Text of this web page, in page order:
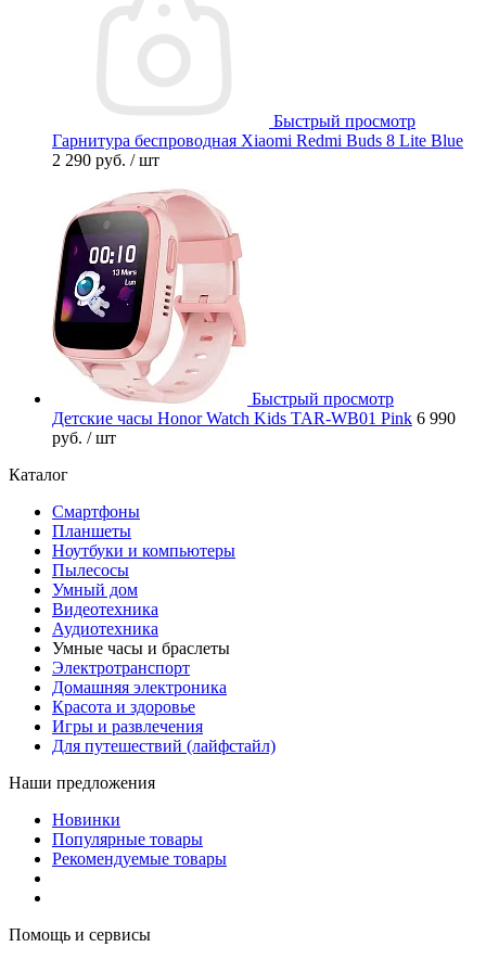
Быстрый просмотр
Гарнитура беспроводная Xiaomi Redmi Buds 8 Lite Blue
2 290 руб. / шт
Быстрый просмотр
Детские часы Honor Watch Kids TAR-WB01 Pink 6 990
руб. / шт
Каталог
Смартфоны
Планшеты
Ноутбуки и компьютеры
Пылесосы
Умный дом
Видеотехника
Аудиотехника
Умные часы и браслеты
Электротранспорт
Домашняя электроника
Красота и здоровье
Игры и развлечения
Для путешествий (лайфстайл)
Наши предложения
Новинки
Популярные товары
Рекомендуемые товары
Помощь и сервисы